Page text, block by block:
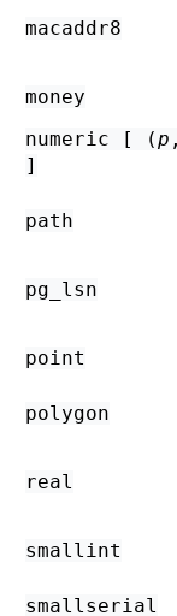
macaddr8
money
numeric [ (p
]
path
pg_lsn
point
polygon
real
smallint
smallserial